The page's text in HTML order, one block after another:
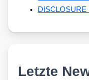
DISCLOSURE
Letzte